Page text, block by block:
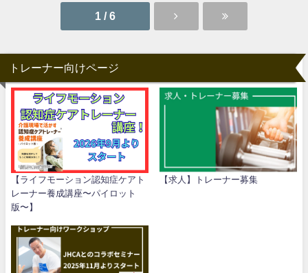
1 / 6
トレーナー向けページ
【ライフモーション認知症ケアト
レーナー養成講座〜パイロット
版〜】
【求人】トレーナー募集